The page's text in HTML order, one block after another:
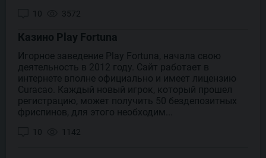
10 3572
Казино Play Fortuna
Игорное заведение Play Fortuna, начала свою
деятельность в 2012 году. Сайт работает в
интернете вполне официально и имеет лицензию
Curacao. Каждый новый игрок, который прошел
регистрацию, может получить 50 бездепозитных
фриспинов, для этого необходим...
10 1142